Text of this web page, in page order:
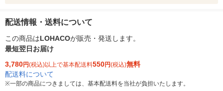
配送情報・送料について
この商品はLOHACOが販売・発送します。
最短翌日お届け
3,780円(税込)以上で基本配送料550円(税込)無料
配送料について
※一部の商品につきましては、基本配送料を当社が負担いたします。